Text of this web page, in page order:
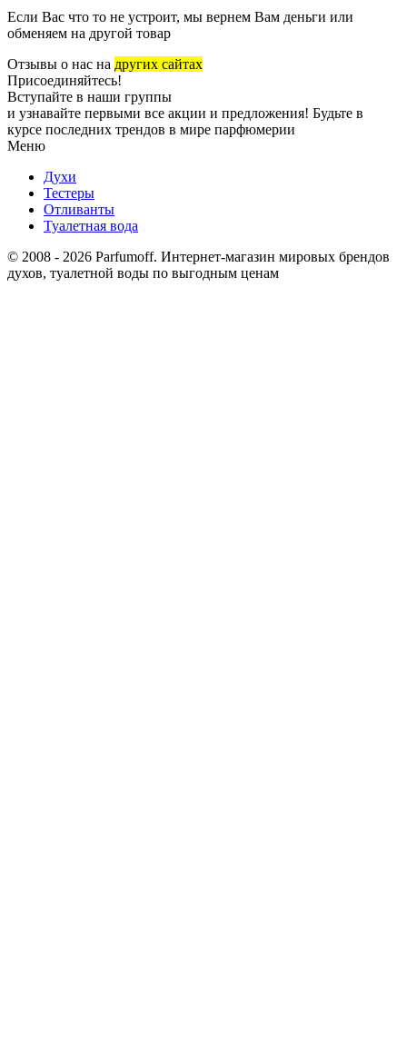
Если Вас что то не устроит, мы вернем Вам деньги или
обменяем на другой товар
Отзывы о нас на других сайтах
Присоединяйтесь!
Вступайте в наши группы
и узнавайте первыми все акции и предложения! Будьте в
курсе последних трендов в мире парфюмерии
Меню
Духи
Тестеры
Отливанты
Туалетная вода
© 2008 - 2026 Parfumoff. Интернет-магазин мировых брендов
духов, туалетной воды по выгодным ценам